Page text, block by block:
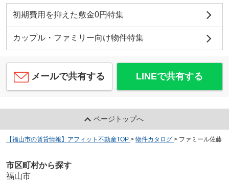
初期費用を抑えた敷金0円特集
カップル・ファミリー向け物件特集
メールで共有する LINEで共有する
ページトップへ
【福山市の賃貸情報】アフィット不動産TOP > 物件カタログ > ファミール佐藤
市区町村から探す
福山市